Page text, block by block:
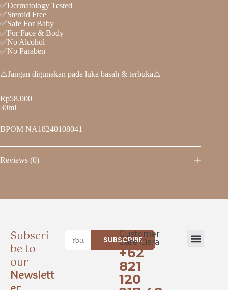
✅Dermatology Tested
✅Steroid Free
✅Safe For Baby
✅For Face & Body
✅No Alcohol
✅No Paraben
⚠️Jangan digunakan pada luka basah & terbuka⚠️
Rp58.000
30ml
BPOM NA18240108041
Reviews (0)
Subscri
be to
our
Newslett
SUBSCRIBE
Customer
Care Ciara
+62
821
120